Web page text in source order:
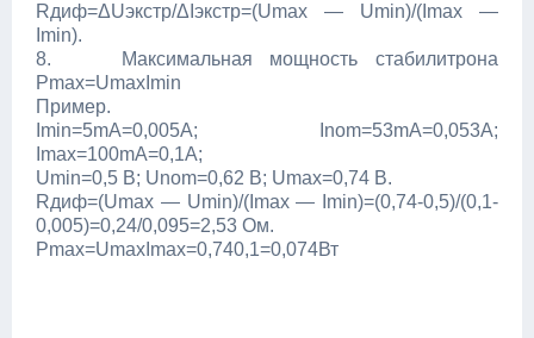
Rдиф=ΔUэкстр/ΔIэкстр=(Umax — Umin)/(Imax —
Imin).
8. Максимальная мощность стабилитрона
Pmax=UmaxImin
Пример.
Imin=5mΑ=0,005А; Inom=53mA=0,053A;
Imax=100mA=0,1A;
Umin=0,5 B; Unom=0,62 B; Umax=0,74 B.
Rдиф=(Umax — Umin)/(Imax — Imin)=(0,74-0,5)/(0,1-
0,005)=0,24/0,095=2,53 Ом.
Рmax=UmaxImax=0,740,1=0,074Вт